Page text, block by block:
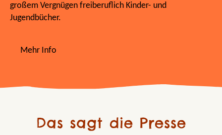
großem Vergnügen freiberuflich Kinder- und
Jugendbücher.
Mehr Info
Das sagt die Presse